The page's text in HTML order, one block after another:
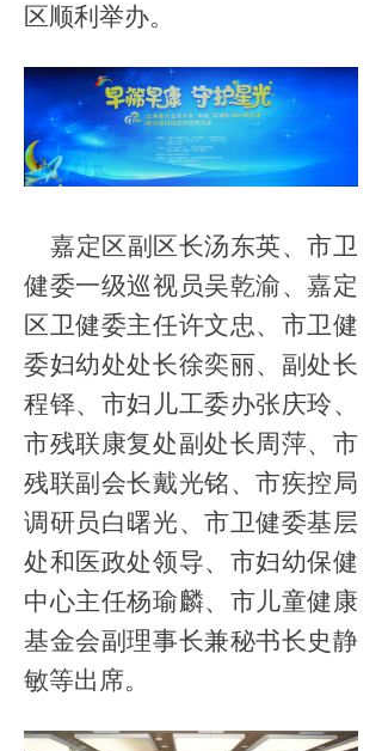
区顺利举办。
嘉定区副区长汤东英、市卫
健委一级巡视员吴乾渝、嘉定
区卫健委主任许文忠、市卫健
委妇幼处处长徐奕丽、副处长
程铎、市妇儿工委办张庆玲、
市残联康复处副处长周萍、市
残联副会长戴光铭、市疾控局
调研员白曙光、市卫健委基层
处和医政处领导、市妇幼保健
中心主任杨瑜麟、市儿童健康
基金会副理事长兼秘书长史静
敏等出席。